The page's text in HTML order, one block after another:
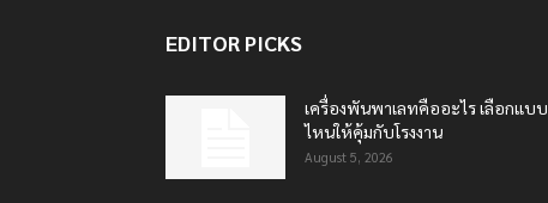
EDITOR PICKS
เครื่องพันพาเลทคืออะไร เลือกแบบ
ไหนให้คุ้มกับโรงงาน
August 5, 2026